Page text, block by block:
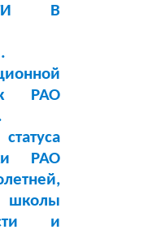
В
.
РАО
РАО
школы
и